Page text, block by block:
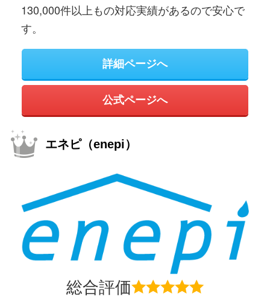
130,000件以上もの対応実績があるので安心で
す。
詳細ページへ
公式ページへ
エネピ（enepi）
総合評価